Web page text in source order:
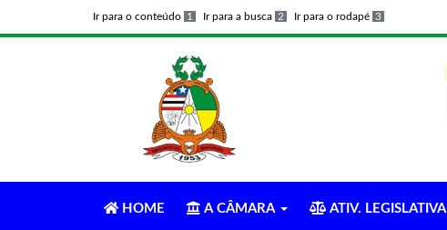
Ir para o conteúdo 1 Ir para a busca 2 Ir para o rodapé 3
HOME A CÂMARA ATIV. LEGISLATIVA